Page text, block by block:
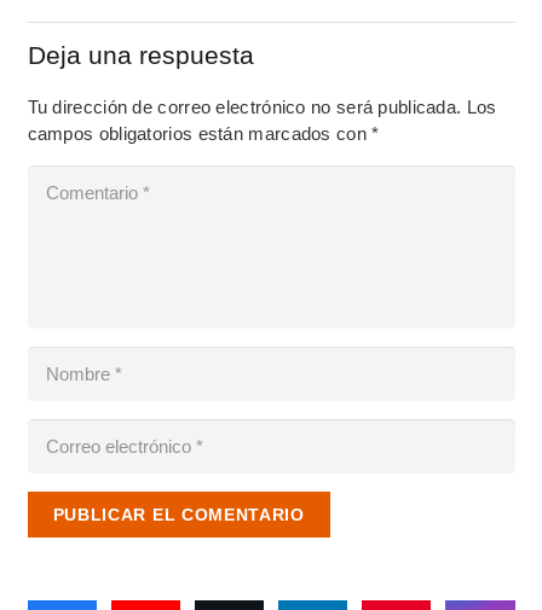
Deja una respuesta
Tu dirección de correo electrónico no será publicada. Los
campos obligatorios están marcados con*
PUBLICAR EL COMENTARIO